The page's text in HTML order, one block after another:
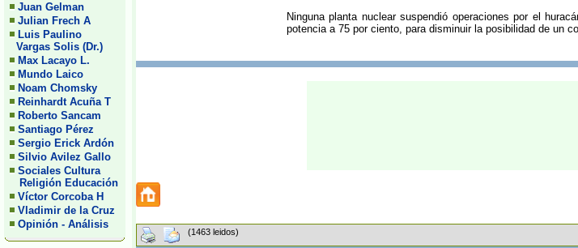
Juan Gelman
Julian Frech A
Luis Paulino
Vargas Solis (Dr.)
Max Lacayo L.
Mundo Laico
Noam Chomsky
Reinhardt Acuña T
Roberto Sancam
Santiago Pérez
Sergio Erick Ardón
Silvio Avilez Gallo
Sociales Cultura
Religión Educación
Víctor Corcoba H
Vladimir de la Cruz
Opinión - Análisis
Ninguna planta nuclear suspendió operaciones por el
potencia a 75 por ciento, para disminuir la posibilidad de un
(1463 leidos)